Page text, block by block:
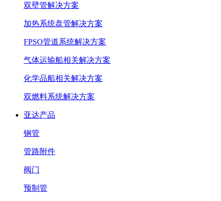
双壁管解决方案
加热系统盘管解决方案
FPSO管道系统解决方案
气体运输船相关解决方案
化学品船相关解决方案
双燃料系统解决方案
亚达产品
钢管
管路附件
阀门
预制管